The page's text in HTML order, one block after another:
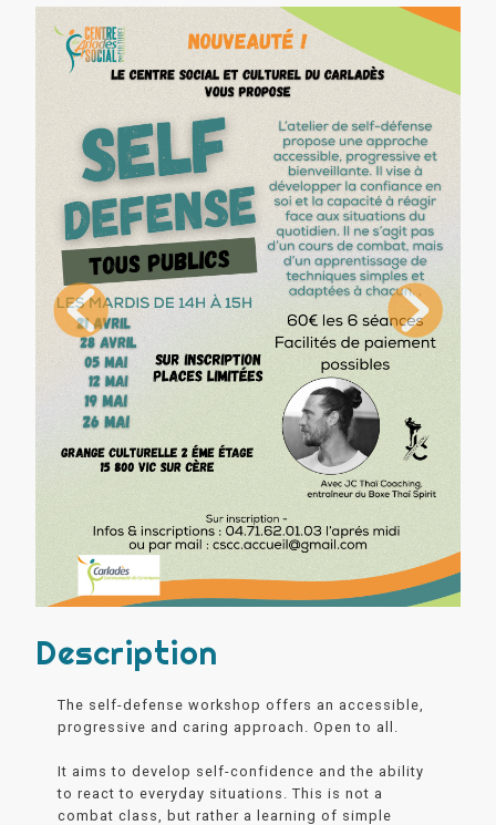
Description
The self-defense workshop offers an accessible,
progressive and caring approach. Open to all.
It aims to develop self-confidence and the ability
to react to everyday situations. This is not a
combat class, but rather a learning of simple